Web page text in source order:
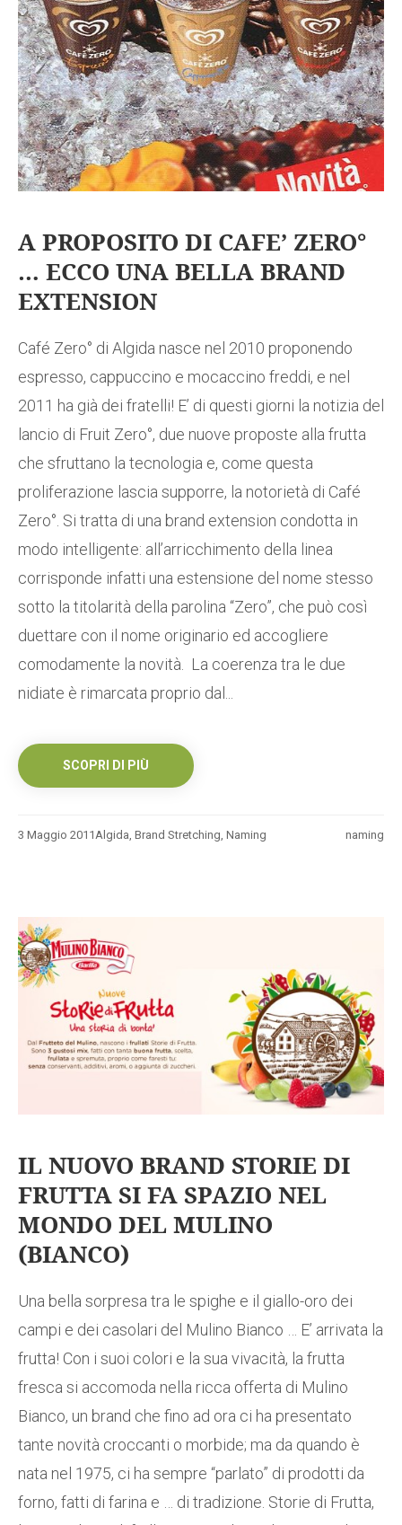
A PROPOSITO DI CAFE’ ZERO°
… ECCO UNA BELLA BRAND
EXTENSION
Café Zero° di Algida nasce nel 2010 proponendo
espresso, cappuccino e mocaccino freddi, e nel
2011 ha già dei fratelli! E’ di questi giorni la notizia del
lancio di Fruit Zero°, due nuove proposte alla frutta
che sfruttano la tecnologia e, come questa
proliferazione lascia supporre, la notorietà di Café
Zero°. Si tratta di una brand extension condotta in
modo intelligente: all’arricchimento della linea
corrisponde infatti una estensione del nome stesso
sotto la titolarità della parolina “Zero”, che può così
duettare con il nome originario ed accogliere
comodamente la novità. La coerenza tra le due
nidiate è rimarcata proprio dal...
SCOPRI DI PIÙ
3 Maggio 2011 naming
Algida, Brand Stretching, Naming
IL NUOVO BRAND STORIE DI
FRUTTA SI FA SPAZIO NEL
MONDO DEL MULINO
(BIANCO)
Una bella sorpresa tra le spighe e il giallo-oro dei
campi e dei casolari del Mulino Bianco … E’ arrivata la
frutta! Con i suoi colori e la sua vivacità, la frutta
fresca si accomoda nella ricca offerta di Mulino
Bianco, un brand che fino ad ora ci ha presentato
tante novità croccanti o morbide; ma da quando è
nata nel 1975, ci ha sempre “parlato” di prodotti da
forno, fatti di farina e … di tradizione. Storie di Frutta,